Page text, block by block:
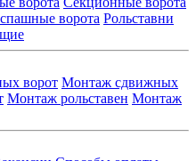
ворота Рольставни
ворот Монтаж сдвижных
Монтаж рольставен Монтаж